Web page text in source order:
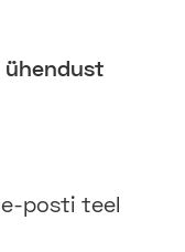
ühendust
posti teel